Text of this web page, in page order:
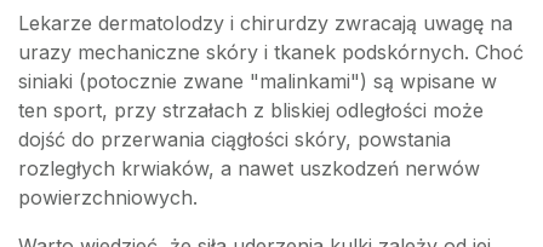
Lekarze dermatolodzy i chirurdzy zwracają uwagę na
urazy mechaniczne skóry i tkanek podskórnych. Choć
siniaki (potocznie zwane "malinkami") są wpisane w
ten sport, przy strzałach z bliskiej odległości może
dojść do przerwania ciągłości skóry, powstania
rozległych krwiaków, a nawet uszkodzeń nerwów
powierzchniowych.